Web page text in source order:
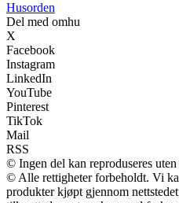
Husorden
Del med omhu
X
Facebook
Instagram
LinkedIn
YouTube
Pinterest
TikTok
Mail
RSS
© Ingen del kan reproduseres
© Alle rettigheter forbeholdt. Vi
produkter kjøpt gjennom